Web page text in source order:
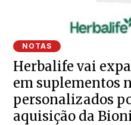
NOTAS
Herbalife vai
em suplementos
personalizados
aquisição da